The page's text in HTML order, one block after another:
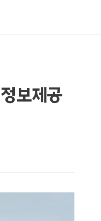
보제공